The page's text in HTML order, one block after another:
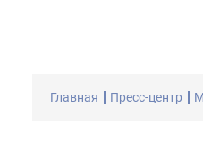
Главная Пресс-центр